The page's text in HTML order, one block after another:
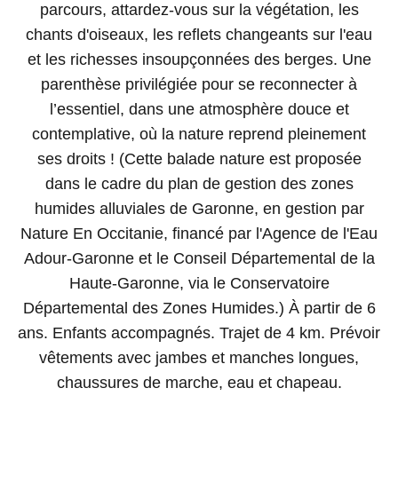
parcours, attardez-vous sur la végétation, les
chants d'oiseaux, les reflets changeants sur l'eau
et les richesses insoupçonnées des berges. Une
parenthèse privilégiée pour se reconnecter à
l’essentiel, dans une atmosphère douce et
contemplative, où la nature reprend pleinement
ses droits ! (Cette balade nature est proposée
dans le cadre du plan de gestion des zones
humides alluviales de Garonne, en gestion par
Nature En Occitanie, financé par l'Agence de l'Eau
Adour-Garonne et le Conseil Départemental de la
Haute-Garonne, via le Conservatoire
Départemental des Zones Humides.) À partir de 6
ans. Enfants accompagnés. Trajet de 4 km. Prévoir
vêtements avec jambes et manches longues,
chaussures de marche, eau et chapeau.